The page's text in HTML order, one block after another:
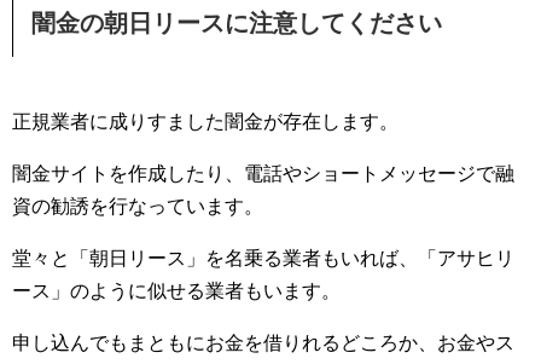
闇金の朝日リースに注意してください
正規業者に成りすました闇金が存在します。
闇金サイトを作成したり、電話やショートメッセージで融
資の勧誘を行なっています。
堂々と「朝日リース」を名乗る業者もいれば、「アサヒリ
ース」のように似せる業者もいます。
申し込んでもまともにお金を借りれるどころか、お金やス